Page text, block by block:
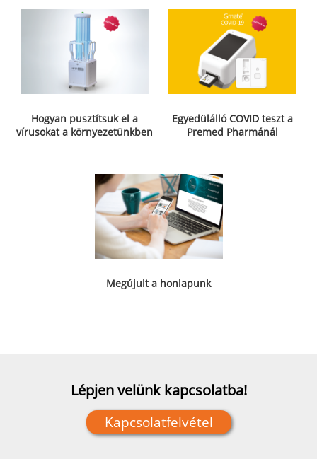
Hogyan pusztítsuk el a
vírusokat a környezetünkben
Egyedülálló COVID teszt a
Premed Pharmánál
Megújult a honlapunk
Lépjen velünk kapcsolatba!
Kapcsolatfelvétel